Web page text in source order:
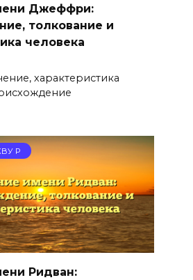
Джеффри:
толкование и
человека
характеристика
Р
Ридван: